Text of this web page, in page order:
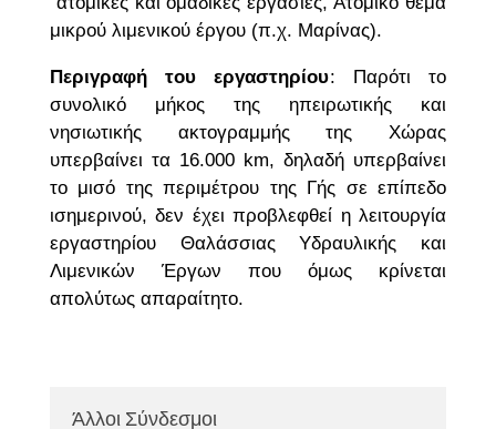
μικρού λιμενικού έργου (π.χ. Μαρίνας).
Περιγραφή του εργαστηρίου: Παρότι το
συνολικό μήκος της ηπειρωτικής και
νησιωτικής ακτογραμμής της Χώρας
υπερβαίνει τα 16.000 km, δηλαδή υπερβαίνει
το μισό της περιμέτρου της Γής σε επίπεδο
ισημερινού, δεν έχει προβλεφθεί η λειτουργία
εργαστηρίου Θαλάσσιας Υδραυλικής και
Λιμενικών Έργων που όμως κρίνεται
απολύτως απαραίτητο.
Άλλοι Σύνδεσμοι